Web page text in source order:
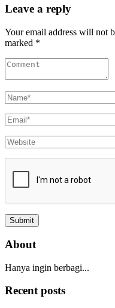
Leave a reply
Your email address will not
marked *
About
Hanya ingin berbagi...
Recent posts